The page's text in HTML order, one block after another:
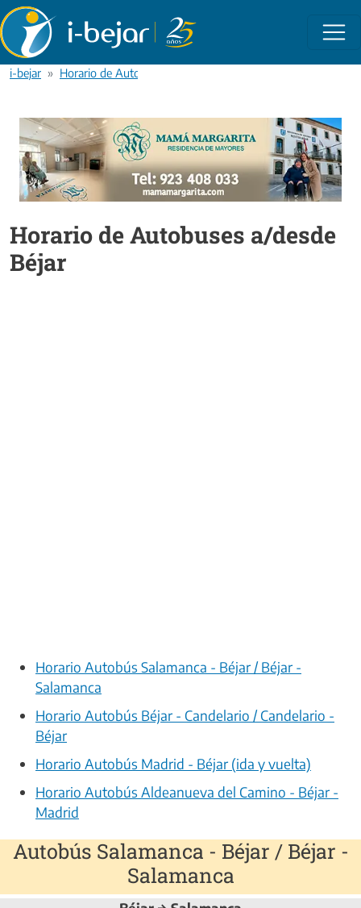
Pasar al contenido principal
i-bejar Horario de Autobuses a/desde Béjar
Horario de Autobuses a/desde
Béjar
Horario Autobús Salamanca - Béjar / Béjar -
Salamanca
Horario Autobús Béjar - Candelario / Candelario -
Béjar
Horario Autobús Madrid - Béjar (ida y vuelta)
Horario Autobús Aldeanueva del Camino - Béjar -
Madrid
Autobús Salamanca - Béjar / Béjar -
Salamanca